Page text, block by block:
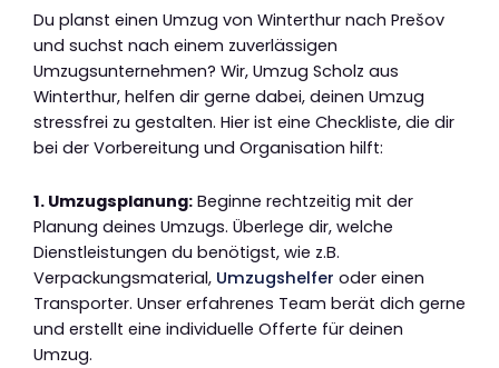
Du planst einen Umzug von Winterthur nach Prešov
und suchst nach einem zuverlässigen
Umzugsunternehmen? Wir, Umzug Scholz aus
Winterthur, helfen dir gerne dabei, deinen Umzug
stressfrei zu gestalten. Hier ist eine Checkliste, die dir
bei der Vorbereitung und Organisation hilft:
1. Umzugsplanung: Beginne rechtzeitig mit der
Planung deines Umzugs. Überlege dir, welche
Dienstleistungen du benötigst, wie z.B.
Verpackungsmaterial, Umzugshelfer oder einen
Transporter. Unser erfahrenes Team berät dich gerne
und erstellt eine individuelle Offerte für deinen
Umzug.